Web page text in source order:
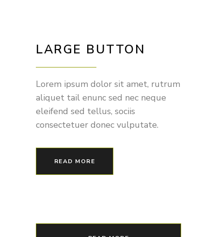
LARGE BUTTON
Lorem ipsum dolor sit amet, rutrum
aliquet tail enunc sed nec neque
eleifend sed tellus, sociis
consectetuer donec vulputate.
READ MORE